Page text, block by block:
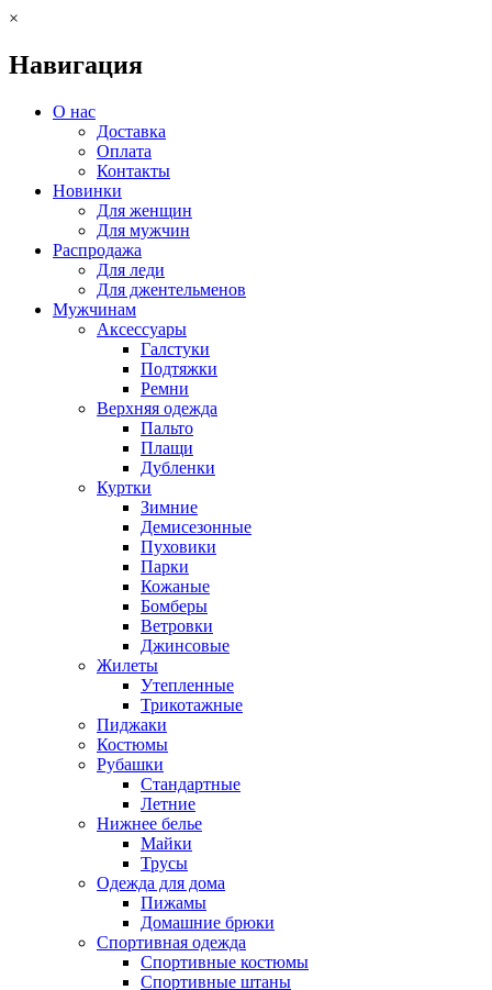
×
Навигация
О нас
Доставка
Оплата
Контакты
Новинки
Для женщин
Для мужчин
Распродажа
Для леди
Для джентельменов
Мужчинам
Аксессуары
Галстуки
Подтяжки
Ремни
Верхняя одежда
Пальто
Плащи
Дубленки
Куртки
Зимние
Демисезонные
Пуховики
Парки
Кожаные
Бомберы
Ветровки
Джинсовые
Жилеты
Утепленные
Трикотажные
Пиджаки
Костюмы
Рубашки
Стандартные
Летние
Нижнее белье
Майки
Трусы
Одежда для дома
Пижамы
Домашние брюки
Спортивная одежда
Спортивные костюмы
Спортивные штаны